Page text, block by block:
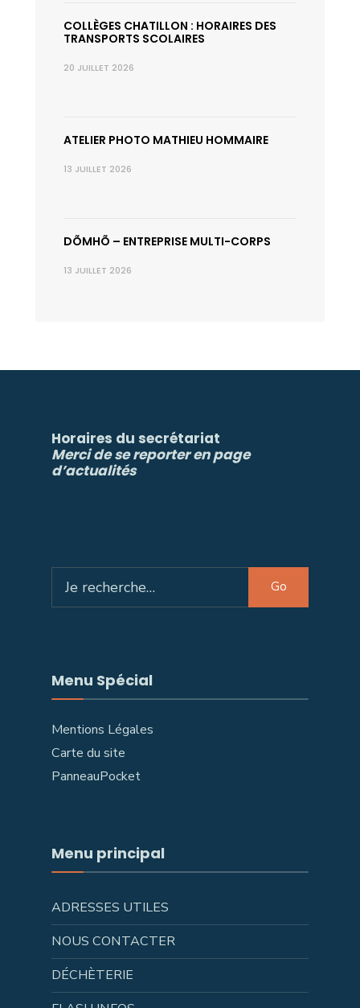
COLLÈGES CHATILLON : HORAIRES DES
TRANSPORTS SCOLAIRES
20 JUILLET 2026
ATELIER PHOTO MATHIEU HOMMAIRE
13 JUILLET 2026
DÕMHÕ – ENTREPRISE MULTI-CORPS
13 JUILLET 2026
Horaires du secrétariat
Merci de se reporter en page
d’actualités
for:
Go
Menu Spécial
Mentions Légales
Carte du site
PanneauPocket
Menu principal
ADRESSES UTILES
NOUS CONTACTER
DÉCHÈTERIE